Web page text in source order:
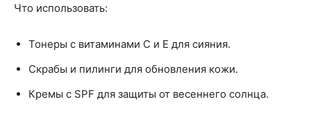
Что использовать:
Тонеры с витаминами С и Е для сияния.
Скрабы и пилинги для обновления кожи.
Кремы с SPF для защиты от весеннего солнца.